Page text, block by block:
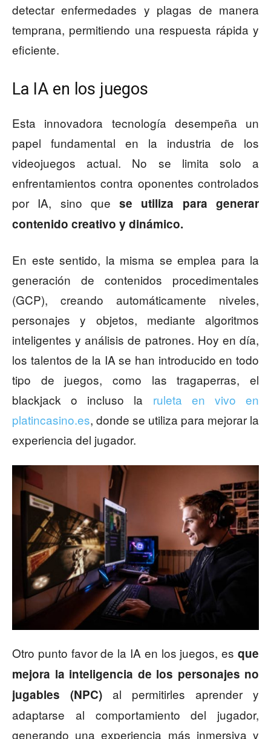
detectar enfermedades y plagas de manera
temprana, permitiendo una respuesta rápida y
eficiente.
La IA en los juegos
Esta innovadora tecnología desempeña un
papel fundamental en la industria de los
videojuegos actual. No se limita solo a
enfrentamientos contra oponentes controlados
por IA, sino quese utiliza para generar
contenido creativo y dinámico.
En este sentido, la misma se emplea para la
generación de contenidos procedimentales
(GCP), creando automáticamente niveles,
personajes y objetos, mediante algoritmos
inteligentes y análisis de patrones. Hoy en día,
los talentos de la IA se han introducido en todo
tipo de juegos, como las tragaperras, el
blackjack o incluso la ruleta en vivo en
platincasino.es, donde se utiliza para mejorar la
experiencia del jugador.
Otro punto favor de la IA en los juegos, es que
mejora la inteligencia de los personajes no
jugables (NPC) al permitirles aprender y
adaptarse al comportamiento del jugador,
generando una experiencia más inmersiva y